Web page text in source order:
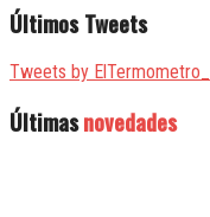
Últimos Tweets
Tweets by ElTermometro_
Últimasnovedades